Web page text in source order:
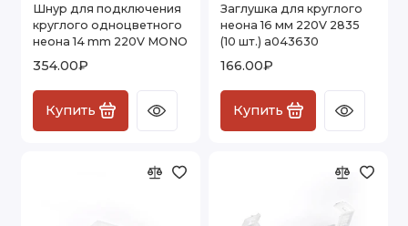
Шнур для подключения
круглого одноцветного
неона 14 mm 220V MONO
354.00₽
Купить
Заглушка для круглого
неона 16 мм 220V 2835
(10 шт.) a043630
166.00₽
Купить